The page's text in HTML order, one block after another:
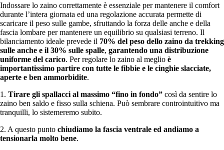
Indossare lo zaino correttamente è essenziale per mantenere il comfort
durante l’intera giornata ed una regolazione accurata permette di
scaricare il peso sulle gambe, sfruttando la forza delle anche e della
fascia lombare per mantenere un equilibrio su qualsiasi terreno. Il
bilanciamento ideale prevede il 70% del peso dello zaino da trekking
sulle anche e il 30% sulle spalle, garantendo una distribuzione
uniforme del carico. Per regolare lo zaino al meglio è
importantissimo partire con tutte le fibbie e le cinghie slacciate,
aperte e ben ammorbidite.
1. Tirare gli spallacci al massimo “fino in fondo” così da sentire lo
zaino ben saldo e fisso sulla schiena. Può sembrare controintuitivo ma
tranquilli, lo sistemeremo subito.
2. A questo punto chiudiamo la fascia ventrale ed andiamo a
tensionarla molto bene.